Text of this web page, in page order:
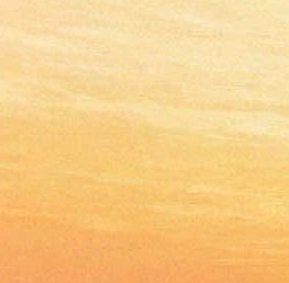
Погибла
Soleil
01 июля 2013,17:58 Версия для